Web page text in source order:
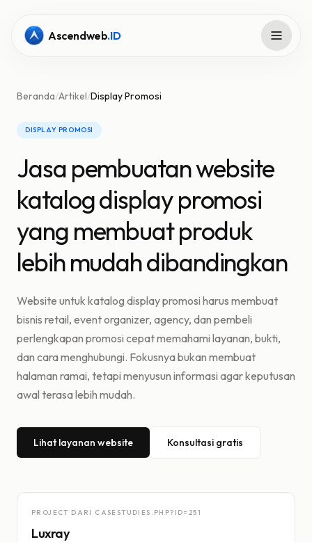
Ascendweb.ID
Beranda/Artikel/Display Promosi
DISPLAY PROMOSI
Jasa pembuatan website
katalog display promosi
yang membuat produk
lebih mudah dibandingkan
Website untuk katalog display promosi harus membuat
bisnis retail, event organizer, agency, dan pembeli
perlengkapan promosi cepat memahami layanan, bukti,
dan cara menghubungi. Fokusnya bukan membuat
halaman ramai, tetapi menyusun informasi agar keputusan
awal terasa lebih mudah.
Lihat layanan website Konsultasi gratis
PROJECT DARI CASESTUDIES.PHP?ID= 251
Luxray